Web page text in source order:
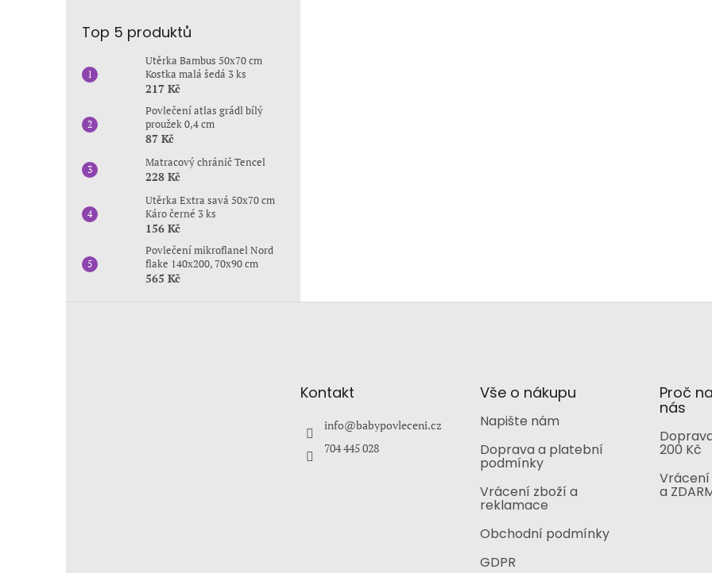
Top 5 produktů
Utěrka Bambus 50x70 cm
Kostka malá šedá 3 ks
217 Kč
Povlečení atlas grádl bílý
proužek 0,4 cm
87 Kč
Matracový chránič Tencel
228 Kč
Utěrka Extra savá 50x70 cm
Káro černé 3 ks
156 Kč
Povlečení mikroflanel Nord
flake 140x200, 70x90 cm
565 Kč
Kontakt
info@babypovleceni.cz
704 445 028
Vše o nákupu
Napište nám
Doprava a platební
podmínky
Vrácení zboží a
reklamace
Obchodní podmínky
GDPR
Proč
nás
200 Kč
Vrácení
a